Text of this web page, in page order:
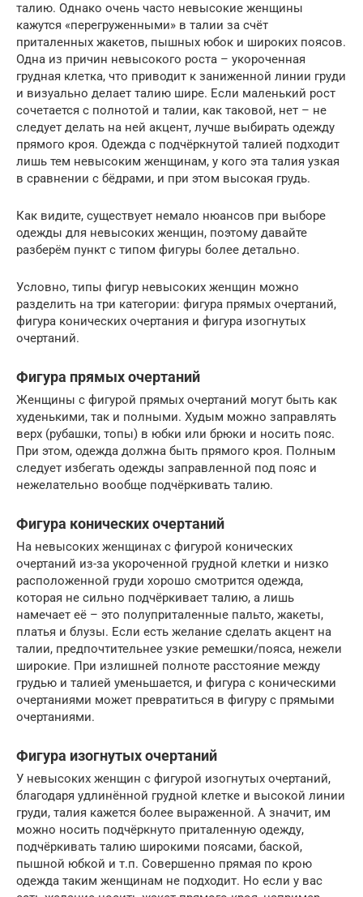
талию. Однако очень часто невысокие женщины
кажутся «перегруженными» в талии за счёт
приталенных жакетов, пышных юбок и широких поясов.
Одна из причин невысокого роста – укороченная
грудная клетка, что приводит к заниженной линии груди
и визуально делает талию шире. Если маленький рост
сочетается с полнотой и талии, как таковой, нет – не
следует делать на ней акцент, лучше выбирать одежду
прямого кроя. Одежда с подчёркнутой талией подходит
лишь тем невысоким женщинам, у кого эта талия узкая
в сравнении с бёдрами, и при этом высокая грудь.
Как видите, существует немало нюансов при выборе
одежды для невысоких женщин, поэтому давайте
разберём пункт с типом фигуры более детально.
Условно, типы фигур невысоких женщин можно
разделить на три категории: фигура прямых очертаний,
фигура конических очертания и фигура изогнутых
очертаний.
Фигура прямых очертаний
Женщины с фигурой прямых очертаний могут быть как
худенькими, так и полными. Худым можно заправлять
верх (рубашки, топы) в юбки или брюки и носить пояс.
При этом, одежда должна быть прямого кроя. Полным
следует избегать одежды заправленной под пояс и
нежелательно вообще подчёркивать талию.
Фигура конических очертаний
На невысоких женщинах с фигурой конических
очертаний из-за укороченной грудной клетки и низко
расположенной груди хорошо смотрится одежда,
которая не сильно подчёркивает талию, а лишь
намечает её – это полуприталенные пальто, жакеты,
платья и блузы. Если есть желание сделать акцент на
талии, предпочтительнее узкие ремешки/пояса, нежели
широкие. При излишней полноте расстояние между
грудью и талией уменьшается, и фигура с коническими
очертаниями может превратиться в фигуру с прямыми
очертаниями.
Фигура изогнутых очертаний
У невысоких женщин с фигурой изогнутых очертаний,
благодаря удлинённой грудной клетке и высокой линии
груди, талия кажется более выраженной. А значит, им
можно носить подчёркнуто приталенную одежду,
подчёркивать талию широкими поясами, баской,
пышной юбкой и т.п. Совершенно прямая по крою
одежда таким женщинам не подходит. Но если у вас